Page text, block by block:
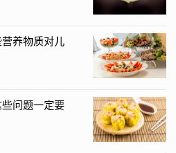
养物质对儿
问题一定要